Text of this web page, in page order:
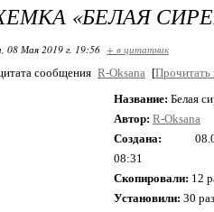
«БЕЛАЯ
08 Мая 2019 г. 19:56 + в цитатник
сообщения R-Oksana [Прочитать
Название: Белая
Автор: R-Oksana
Создана:
08:31
Скопировали: 12
Установили: 30 раз